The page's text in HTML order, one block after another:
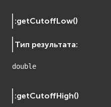
:getCutoffLow()
Тип результата:
double
:getCutoffHigh()